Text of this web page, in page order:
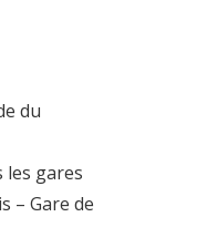
du
les gares
– Gare de